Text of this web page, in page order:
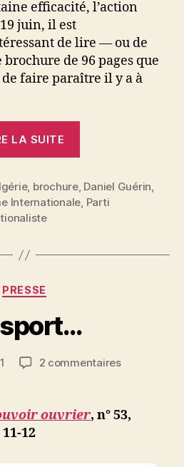
efficacité, l’action
juin, il est
de lire — ou de
de 96 pages que
faire paraître il y a à
LA SUITE
Algérie.
Une
, brochure, Daniel Guérin,
Internationale, Parti
Catégories
PRESSE
Auteur
de
S
N
ji
b
2 commentairessur
ouvrier, n° 53,
12